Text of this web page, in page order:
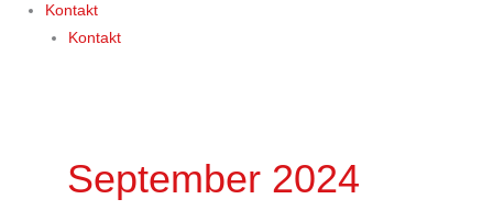
Kontakt
Kontakt
September 2024